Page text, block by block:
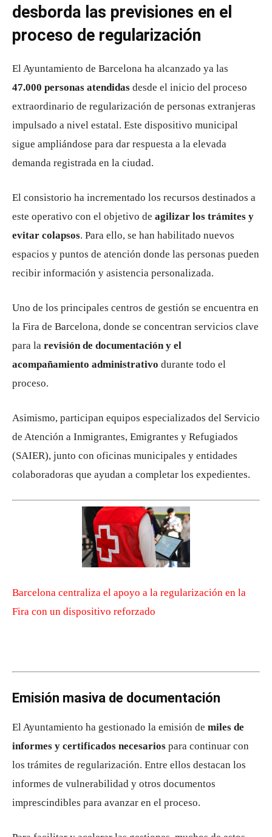
desborda las previsiones en el
proceso de regularización
El Ayuntamiento de Barcelona ha alcanzado ya las
47.000 personas atendidas desde el inicio del proceso
extraordinario de regularización de personas extranjeras
impulsado a nivel estatal. Este dispositivo municipal
sigue ampliándose para dar respuesta a la elevada
demanda registrada en la ciudad.
El consistorio ha incrementado los recursos destinados a
este operativo con el objetivo de agilizar los trámites y
evitar colapsos. Para ello, se han habilitado nuevos
espacios y puntos de atención donde las personas pueden
recibir información y asistencia personalizada.
Uno de los principales centros de gestión se encuentra en
la Fira de Barcelona, donde se concentran servicios clave
para la revisión de documentación y el
acompañamiento administrativo durante todo el
proceso.
Asimismo, participan equipos especializados del Servicio
de Atención a Inmigrantes, Emigrantes y Refugiados
(SAIER), junto con oficinas municipales y entidades
colaboradoras que ayudan a completar los expedientes.
Barcelona centraliza el apoyo a la regularización en la
Fira con un dispositivo reforzado
Emisión masiva de documentación
El Ayuntamiento ha gestionado la emisión de miles de
informes y certificados necesarios para continuar con
los trámites de regularización. Entre ellos destacan los
informes de vulnerabilidad y otros documentos
imprescindibles para avanzar en el proceso.